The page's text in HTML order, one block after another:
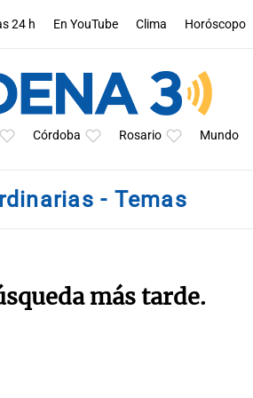
24 h En YouTube Clima Horóscopo
Córdoba Rosario Mundo
- Temas
más tarde.